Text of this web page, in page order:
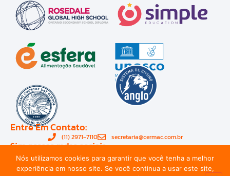
Entre Em Contato:
(11) 2971-7110 secretaria@cermac.com.br
Siga nossas redes sociais:
Nós utilizamos cookies para garantir que você tenha a melhor
experiência em nosso site. Se você continua a usar este site,